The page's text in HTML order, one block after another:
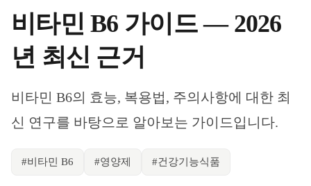
비타민 B6 가이드 — 2026
년 최신 근거
비타민 B6의 효능, 복용법, 주의사항에 대한 최
신 연구를 바탕으로 알아보는 가이드입니다.
#비타민 B6 #영양제 #건강기능식품